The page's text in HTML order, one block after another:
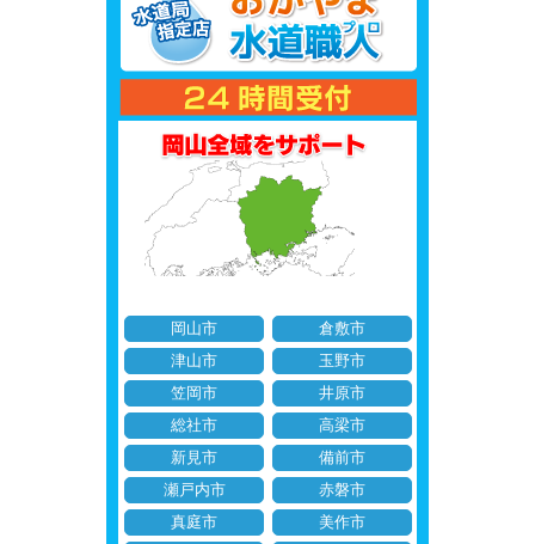
岡山市
倉敷市
津山市
玉野市
笠岡市
井原市
総社市
高梁市
新見市
備前市
瀬戸内市
赤磐市
真庭市
美作市